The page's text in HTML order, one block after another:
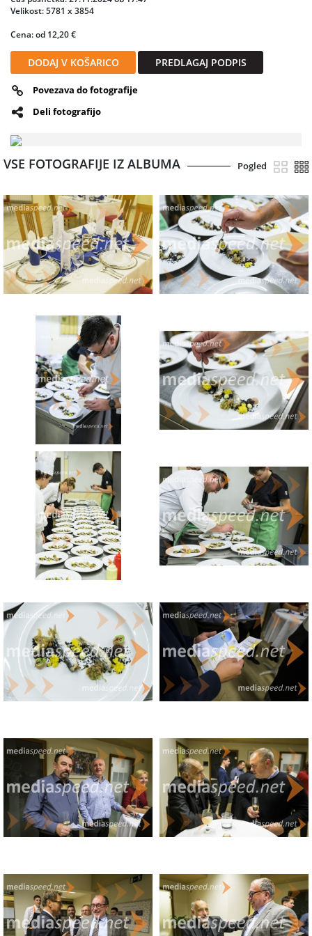
Velikost: 5781 x 3854
Cena: od 12,20 €
DODAJ V KOŠARICO PREDLAGAJ PODPIS
Povezava do fotografije
Deli fotografijo
VSE FOTOGRAFIJE IZ ALBUMA Pogled